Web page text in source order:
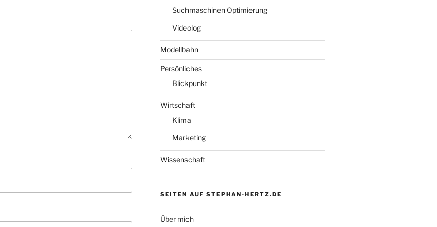
Suchmaschinen Optimierung
Videolog
Modellbahn
Persönliches
Blickpunkt
Wirtschaft
Klima
Marketing
Wissenschaft
SEITEN AUF STEPHAN-HERTZ.DE
Über mich